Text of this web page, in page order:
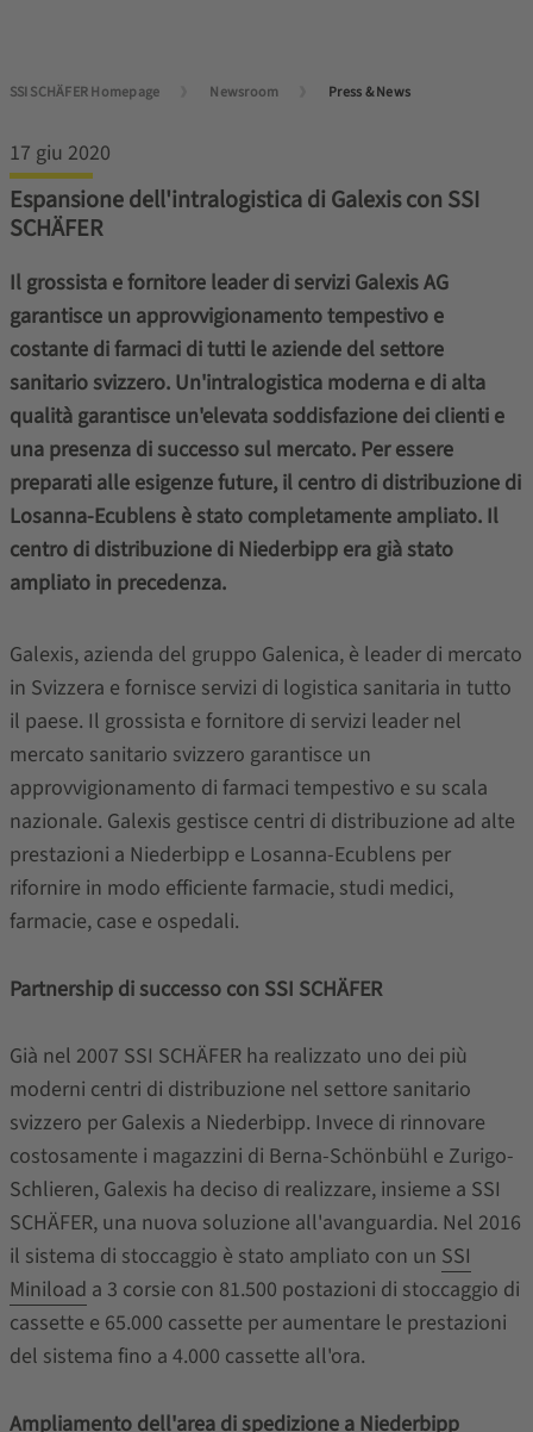
SSI SCHÄFER Homepage Newsroom Press & News
17 giu 2020
Espansione dell'intralogistica di Galexis con SSI
SCHÄFER
Il grossista e fornitore leader di servizi Galexis AG
garantisce un approvvigionamento tempestivo e
costante di farmaci di tutti le aziende del settore
sanitario svizzero. Un'intralogistica moderna e di alta
qualità garantisce un'elevata soddisfazione dei clienti e
una presenza di successo sul mercato. Per essere
preparati alle esigenze future, il centro di distribuzione di
Losanna-Ecublens è stato completamente ampliato. Il
centro di distribuzione di Niederbipp era già stato
ampliato in precedenza.
Galexis, azienda del gruppo Galenica, è leader di mercato
in Svizzera e fornisce servizi di logistica sanitaria in tutto
il paese. Il grossista e fornitore di servizi leader nel
mercato sanitario svizzero garantisce un
approvvigionamento di farmaci tempestivo e su scala
nazionale. Galexis gestisce centri di distribuzione ad alte
prestazioni a Niederbipp e Losanna-Ecublens per
rifornire in modo efficiente farmacie, studi medici,
farmacie, case e ospedali.
Partnership di successo con SSI SCHÄFER
Già nel 2007 SSI SCHÄFER ha realizzato uno dei più
moderni centri di distribuzione nel settore sanitario
svizzero per Galexis a Niederbipp. Invece di rinnovare
costosamente i magazzini di Berna-Schönbühl e Zurigo-
Schlieren, Galexis ha deciso di realizzare, insieme a SSI
SCHÄFER, una nuova soluzione all'avanguardia. Nel 2016
il sistema di stoccaggio è stato ampliato con un SSI
Miniload a 3 corsie con 81.500 postazioni di stoccaggio di
cassette e 65.000 cassette per aumentare le prestazioni
del sistema fino a 4.000 cassette all'ora.
Ampliamento dell'area di spedizione a Niederbipp